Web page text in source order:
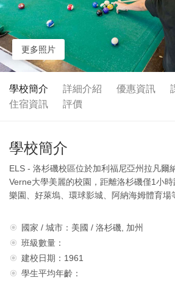
更多照片
學校簡介 詳細介紹 優惠資訊
住宿資訊
評價
學校簡介
ELS - 洛杉磯校區位於加利福尼亞州拉凡爾
Verne大學美麗的校園，距離洛杉磯僅1小
樂園、好萊塢、環球影城、阿納海姆體育場
國家 / 城市：美國 / 洛杉磯, 加州
班級數量：
建校日期：1961
學生平均年齡：